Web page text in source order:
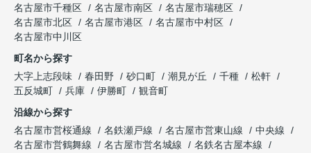
名古屋市千種区
名古屋市南区
名古屋市瑞穂区
名古屋市北区
名古屋市港区
名古屋市中村区
名古屋市中川区
町名から探す
大字上志段味
春田野 砂口町 潮見が丘 千種
松軒
五反城町
兵庫 伊勝町
観音町
沿線から探す
名古屋市営桜通線
名鉄瀬戸線 名古屋市営東山線
中央線
名古屋市営鶴舞線
名古屋市営名城線
名鉄名古屋本線